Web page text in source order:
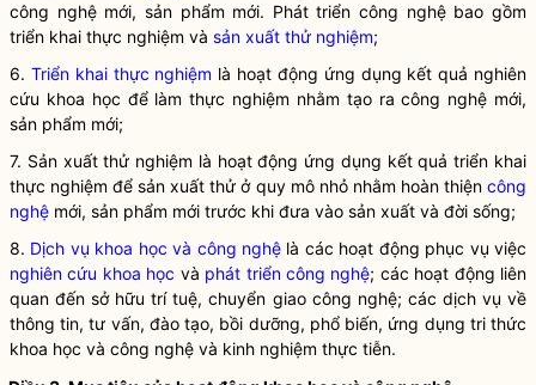
công nghệ mới, sản phẩm mới. Phát triển công nghệbao gồm
triển khai thực nghiệm và sản xuất thử nghiệm;
6. Triển khai thực nghiệm là hoạt động ứng dụng kết quả nghiên
cứu khoa học để làm thực nghiệm nhằm tạo racông nghệ mới,
sản phẩm mới;
7. Sản xuất thử nghiệm là hoạt động ứng dụng kết quảtriển khai
thực nghiệm để sản xuất thử ở quy mô nhỏ nhằm hoàn thiệncông
nghệ mới, sản phẩm mới trước khi đưa vào sản xuất và đời sống;
8. Dịch vụ khoa học và công nghệ là các hoạt động phục vụ việc
nghiên cứu khoa học và phát triển công nghệ; các hoạt động liên
quan đến sở hữu trí tuệ, chuyển giao công nghệ; các dịch vụ về
thông tin, tư vấn, đào tạo, bồi dưỡng, phổ biến, ứng dụng tri thức
khoa học và công nghệ và kinh nghiệm thực tiễn.